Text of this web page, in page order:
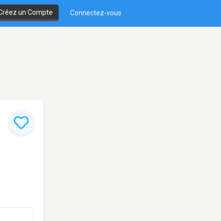
un Compte Connectez-vous